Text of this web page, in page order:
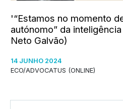
'“Estamos no momento
autónomo” da
Neto Galvão)
14 JUNHO 2024
ECO/ADVOCATUS (ONLINE)